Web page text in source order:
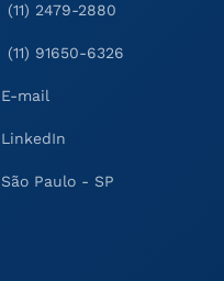
(11) 2479-2880
(11) 91650-6326
E-mail
LinkedIn
São Paulo - SP